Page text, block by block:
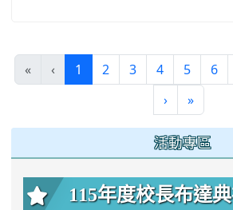
« ‹ 1 (current)
2 3 4 5 6
›
»
活動專區
115年度校長布達